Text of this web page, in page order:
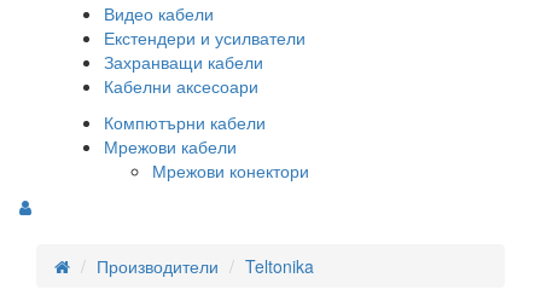
Видео кабели
Екстендери и усилватели
Захранващи кабели
Кабелни аксесоари
Компютърни кабели
Мрежови кабели
Мрежови конектори
Производители Teltonika